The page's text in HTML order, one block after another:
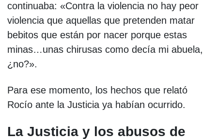
continuaba: «Contra la violencia no hay peor
violencia que aquellas que pretenden matar
bebitos que están por nacer porque estas
minas…unas chirusas como decía mi abuela,
¿no?».
Para ese momento, los hechos que relató
Rocío ante la Justicia ya habían ocurrido.
La Justicia y los abusos de